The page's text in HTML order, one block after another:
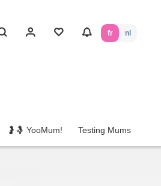
fr nl
🤰🤱 YooMum! Testing Mums